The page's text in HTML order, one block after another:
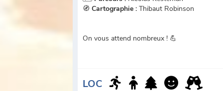
🧭Cartographie : Thibaut Robinson
On vous attend nombreux ! 💪
LOC